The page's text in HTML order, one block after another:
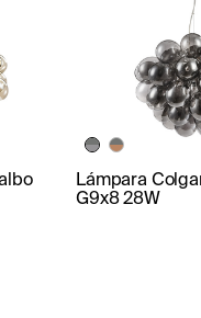
Lámpara
G9x8 28W